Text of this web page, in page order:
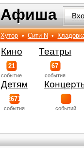
Афиша
Афиша
Хутор • Сити-N •
Кино
21
событиe
Театры
67
события
Детям
2671
события событий